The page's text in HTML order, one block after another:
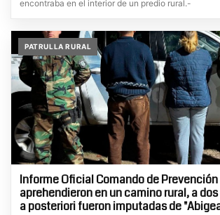
encontraba en el interior de un predio rural.-
PATRULLA RURAL
Informe Oficial Comando de
aprehendieron en un camino rural, a
a posteriori fueron imputadas de